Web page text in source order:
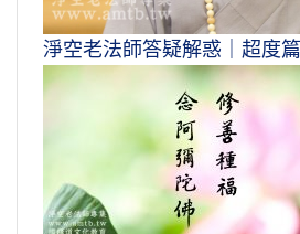
淨空老法師答疑解惑｜超度篇